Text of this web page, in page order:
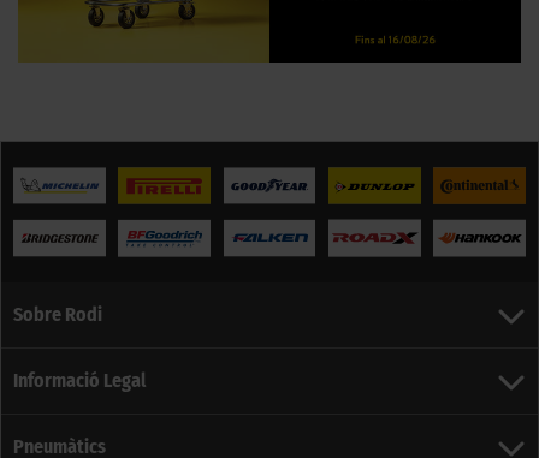
Sobre Rodi
Informació Legal
Pneumàtics